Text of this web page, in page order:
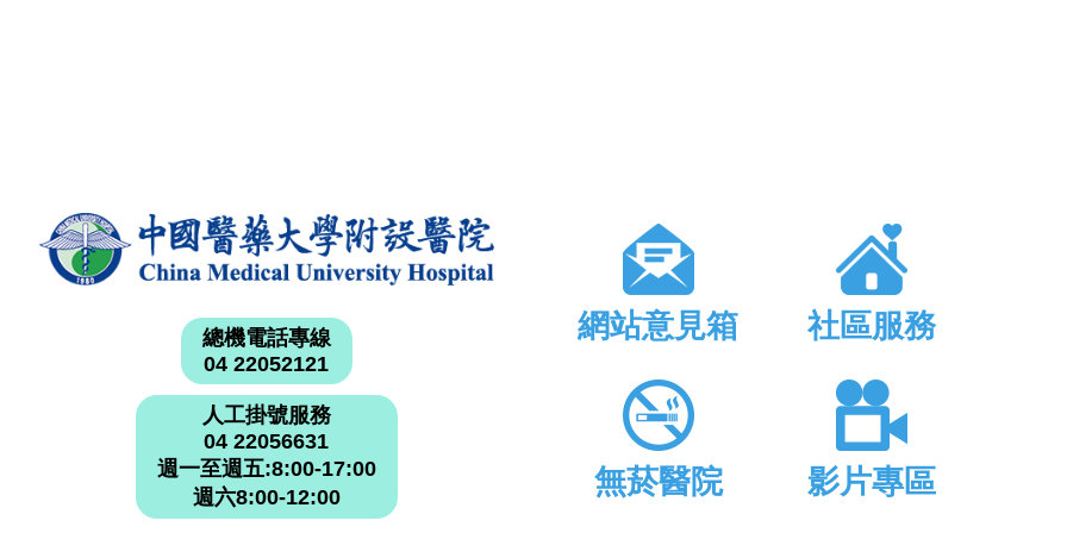
總機電話專線
04 22052121
人工掛號服務
04 22056631
週一至週五:8:00-17:00
週六8:00-12:00
網站意見箱 社區服務
無菸醫院 影片專區